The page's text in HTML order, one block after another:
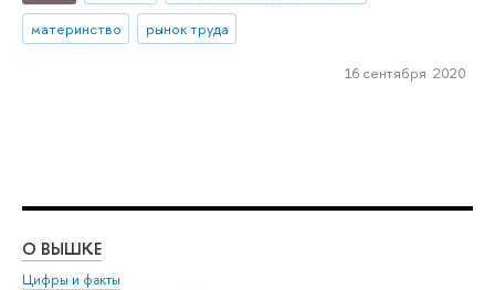
материнство
рынок труда
16 сентября 2020
О ВЫШКЕ
Цифры и факты